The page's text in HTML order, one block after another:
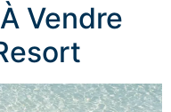
Vendre